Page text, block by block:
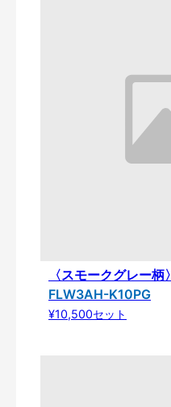
〈スモークグレー柄〉
FLW3AH-K10PG
¥10,500セット